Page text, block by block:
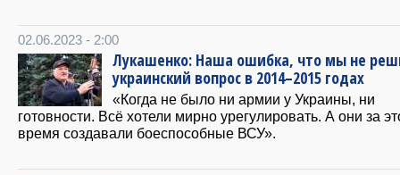
02.06.2023 - 2:00
Лукашенко: Наша ошибка, что мы не
украинский вопрос в 2014–2015 годах
«Когда не было ни армии у Украины, ни
готовности. Всё хотели мирно урегулировать. А они за
время создавали боеспособные ВСУ».